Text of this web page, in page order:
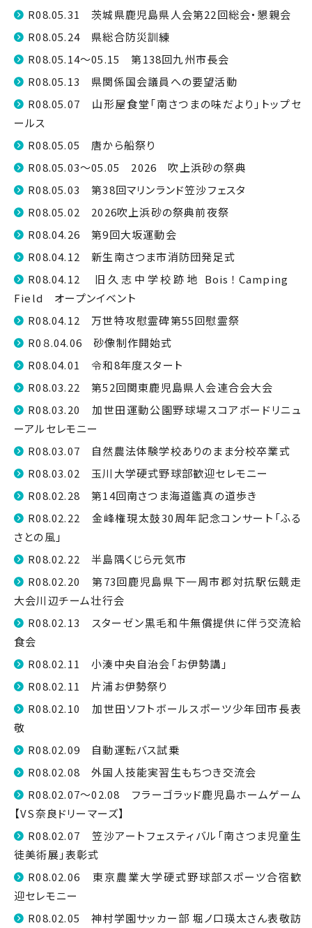
R08.05.31 茨城県鹿児島県人会第22回総会・懇親会
R08.05.24 県総合防災訓練
R08.05.14～05.15 第138回九州市長会
R08.05.13 県関係国会議員への要望活動
R08.05.07 山形屋食堂「南さつまの味だより」トップセ
ールス
R08.05.05 唐から船祭り
R08.05.03～05.05 2026 吹上浜砂の祭典
R08.05.03 第38回マリンランド笠沙フェスタ
R08.05.02 2026吹上浜砂の祭典前夜祭
R08.04.26 第9回大坂運動会
R08.04.12 新生南さつま市消防団発足式
R08.04.12 旧久志中学校跡地 Bois！Camping
Field オープンイベント
R08.04.12 万世特攻慰霊碑第55回慰霊祭
R0８.04.06 砂像制作開始式
R08.04.01 令和8年度スタート
R08.03.22 第52回関東鹿児島県人会連合会大会
R08.03.20 加世田運動公園野球場スコアボードリニュ
ーアルセレモニー
R08.03.07 自然農法体験学校ありのまま分校卒業式
R08.03.02 玉川大学硬式野球部歓迎セレモニー
R08.02.28 第14回南さつま海道鑑真の道歩き
R08.02.22 金峰権現太鼓30周年記念コンサート「ふる
さとの風」
R08.02.22 半島隅くじら元気市
R08.02.20 第73回鹿児島県下一周市郡対抗駅伝競走
大会川辺チーム壮行会
R08.02.13 スターゼン黒毛和牛無償提供に伴う交流給
食会
R08.02.11 小湊中央自治会「お伊勢講」
R08.02.11 片浦お伊勢祭り
R08.02.10 加世田ソフトボールスポーツ少年団市長表
敬
R08.02.09 自動運転バス試乗
R08.02.08 外国人技能実習生もちつき交流会
R08.02.07～02.08 フラーゴラッド鹿児島ホームゲーム
【VS奈良ドリーマーズ】
R08.02.07 笠沙アートフェスティバル「南さつま児童生
徒美術展」表彰式
R08.02.06 東京農業大学硬式野球部スポーツ合宿歓
迎セレモニー
R08.02.05 神村学園サッカー部 堀ノ口瑛太さん表敬訪